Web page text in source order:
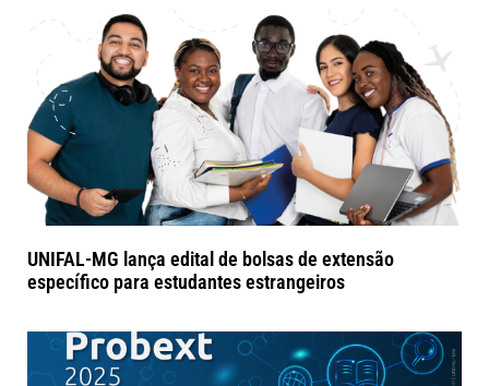
UNIFAL-MG lança edital de bolsas de extensão
específico para estudantes estrangeiros